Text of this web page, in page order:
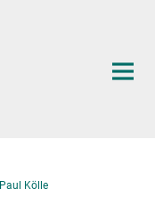
Paul Kölle